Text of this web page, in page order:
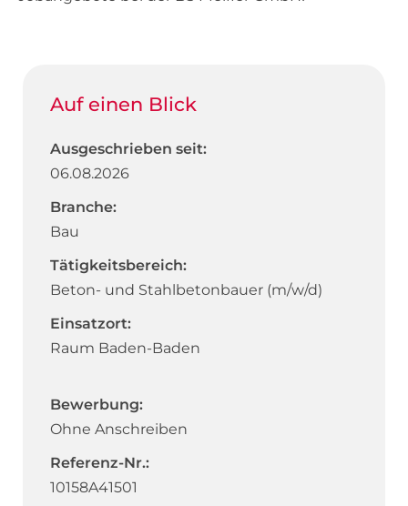
Auf einen Blick
Ausgeschrieben seit:
06.08.2026
Branche:
Bau
Tätigkeitsbereich:
Beton- und Stahlbetonbauer (m/w/d)
Einsatzort:
Raum Baden-Baden
Bewerbung:
Ohne Anschreiben
Referenz-Nr.:
10158A41501